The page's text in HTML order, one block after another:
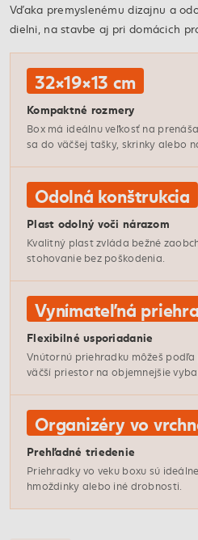
Vďaka premyslenému dizajnu a
dielni, na stavbe aj pri domácich
32×19×13 cm
Kompaktné rozmery
Box má ideálnu veľkosť na
sa do väčšej tašky, skrinky alebo
Odolná konštrukcia
Plast odolný voči nárazom
Kvalitný plast zvláda bežné
stohovanie bez poškodenia.
Vynímateľná
Flexibilné usporiadanie
Vnútornú priehradku môžeš
väčší priestor na objemnejšie
Organizéry vo
Prehľadné triedenie
Priehradky vo veku boxu sú
hmoždinky alebo iné drobnosti.